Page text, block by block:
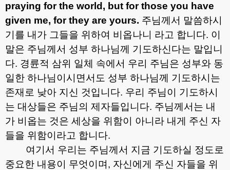
praying for the world, but for those you have
given me, for they are yours. 주님께서 말씀하시
기를 내가 그들을 위하여 비옵나니 라고 합니다. 이
말은 주님께서 성부 하나님께 기도하신다는 말입니
다. 경륜적 삼위 일체 속에서 우리 주님은 성부와 동
일한 하나님이시면서도 성부 하나님께 기도하시는
존재로 낮아 지신 것입니다. 우리 주님이 기도하시
는 대상들은 주님의 제자들입니다. 주님께서는 내
가 비옵는 것은 세상을 위함이 아니라 내게 주신 자
들을 위함이라고 합니다.
여기서 우리는 주님께서 지금 기도하실 정도로
중요한 내용이 무엇이며 , 자신에게 주신 자들을 위